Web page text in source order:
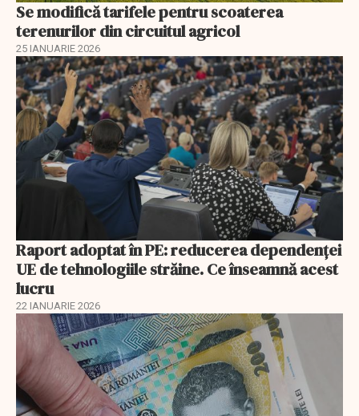
Se modifică tarifele pentru scoaterea
terenurilor din circuitul agricol
25 IANUARIE 2026
Raport adoptat în PE: reducerea dependenței
UE de tehnologiile străine. Ce înseamnă acest
lucru
22 IANUARIE 2026